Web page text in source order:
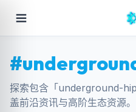
探索包含「underground-
盖前沿资讯与高阶生态资源。